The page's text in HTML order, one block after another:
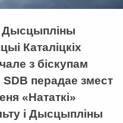
Дысцыпліны
Каталіцкіх
з біскупам
перадае змест
«Нататкі»
і Дысцыпліны